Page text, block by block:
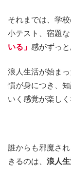
それまでは、学
小テスト、宿題
いる」 感がずっと
浪人生活が始ま
慣が身につき、
いく感覚が楽しく
誰からも邪魔さ
きるのは、 浪人